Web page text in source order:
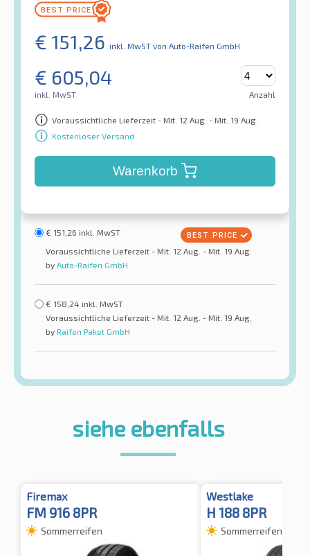
€ 151,26 inkl. MwST von Auto-Raifen GmbH
€ 605,04
inkl. MwST Anzahl
Voraussichtliche Lieferzeit - Mit. 12 Aug. - Mit. 19 Aug.
Kostenloser Versand
Warenkorb
€ 151,26 inkl. MwST
Voraussichtliche Lieferzeit - Mit. 12 Aug. - Mit. 19 Aug.
by Auto-Raifen GmbH
€ 158,24 inkl. MwST
Voraussichtliche Lieferzeit - Mit. 12 Aug. - Mit. 19 Aug.
by Raifen Paket GmbH
siehe ebenfalls
Firemax
FM 916 8PR
Sommerreifen
Westlake
H 188 8PR
Sommerreifen